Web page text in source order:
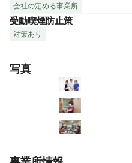
会社の定める事業所
受動喫煙防止策
対策あり
写真